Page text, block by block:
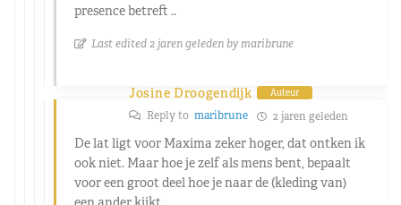
presence betreft ..
Last edited 2 jaren geleden by maribrune
Josine Droogendijk Auteur
Reply to maribrune 2 jaren geleden
De lat ligt voor Maxima zeker hoger, dat ontken ik
ook niet. Maar hoe je zelf als mens bent, bepaalt
voor een groot deel hoe je naar de (kleding van)